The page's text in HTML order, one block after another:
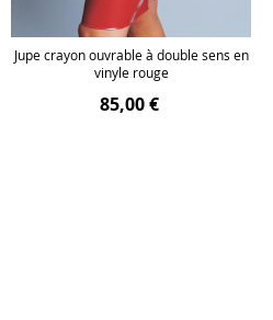
Jupe crayon ouvrable à double sens en
vinyle rouge
85,00 €